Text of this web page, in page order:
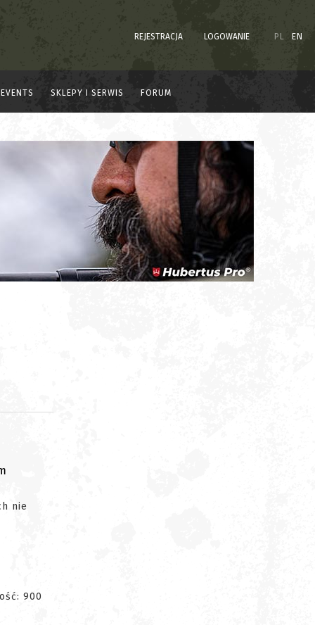
REJESTRACJA LOGOWANIE PL EN
EVENTS SKLEPY I SERWIS FORUM
nie
900